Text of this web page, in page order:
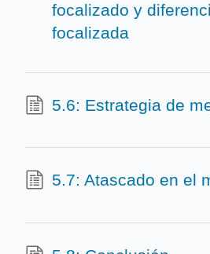
focalizado y
focalizada
5.6: Estrategia de
5.7: Atascado en el